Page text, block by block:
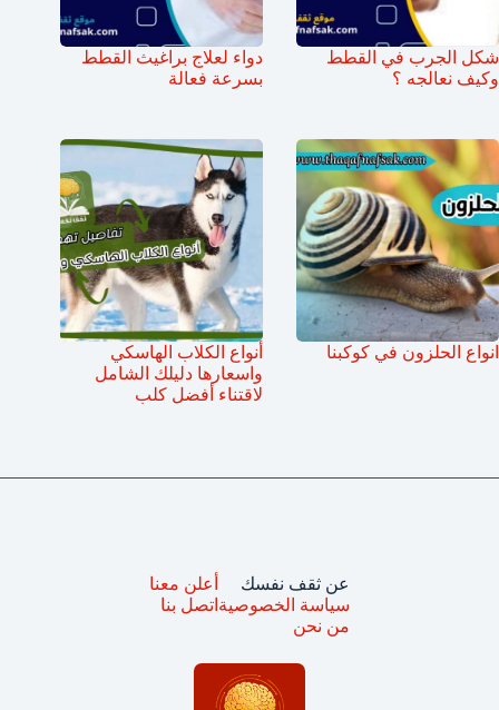
شكل الجرب في القطط
وكيف نعالجه ؟
دواء لعلاج براغيث القطط
بسرعة فعالة
انواع الحلزون في كوكبنا
أنواع الكلاب الهاسكي
واسعارها دليلك الشامل
لاقتناء أفضل كلب
عن ثقف نفسك
سياسة الخصوصية
من نحن
أعلن معنا
اتصل بنا